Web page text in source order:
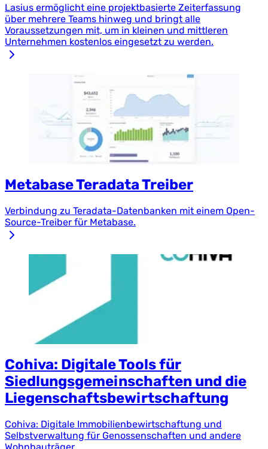
Lasius ermöglicht eine projektbasierte Zeiterfassung
über mehrere Teams hinweg und bringt alle
Voraussetzungen mit, um in kleinen und mittleren
Unternehmen kostenlos eingesetzt zu werden.
Metabase Teradata Treiber
Verbindung zu Teradata-Datenbanken mit einem Open-
Source-Treiber für Metabase.
Cohiva: Digitale Tools für
Siedlungsgemeinschaften und die
Liegenschaftsbewirtschaftung
Cohiva: Digitale Immobilienbewirtschaftung und
Selbstverwaltung für Genossenschaften und andere